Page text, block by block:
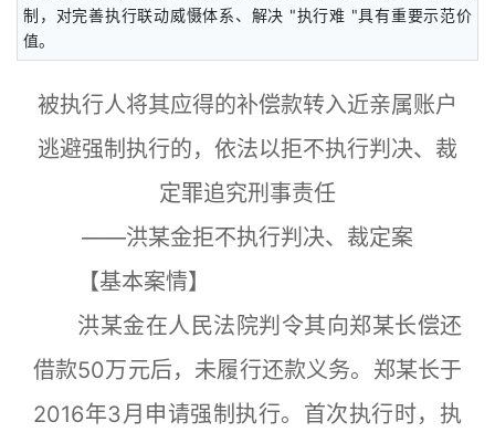
制，对完善执行联动威慑体系、解决 "执行难 "具有重要示范价
值。
被执行人将其应得的补偿款转入近亲属账户
逃避强制执行的，依法以拒不执行判决、裁
定罪追究刑事责任
——洪某金拒不执行判决、裁定案
【基本案情】
洪某金在人民法院判令其向郑某长偿还
借款50万元后，未履行还款义务。郑某长于
2016年3月申请强制执行。首次执行时，执